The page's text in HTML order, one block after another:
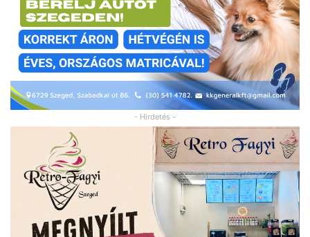
- Hirdetés -